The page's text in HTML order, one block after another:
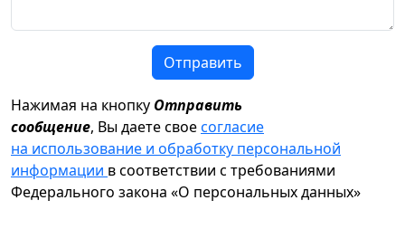
Отправить
Нажимая на кнопку Отправить
сообщение, Вы даете своесогласие
на использование и обработку персональной
информации в соответствии с требованиями
Федерального закона «О персональных данных»